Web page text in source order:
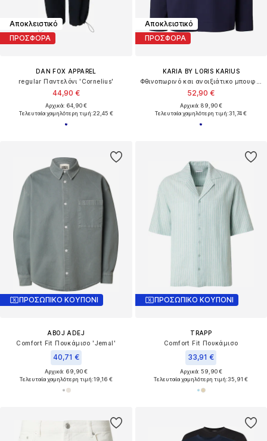
Αποκλειστικό
ΠΡΟΣΦΟΡΑ
DAN FOX APPAREL
regular Παντελόνι 'Cornelius'
44,90 €
Αρχικά: 64,90 €
Τελευταία χαμηλότερη τιμή:22,45 €
Αποκλειστικό
ΠΡΟΣΦΟΡΑ
KARIA BY LORIS KARIUS
52,90 €
Αρχικά: 89,90 €
Τελευταία χαμηλότερη τιμή:31,74 €
ΠΡΟΣΩΠΙΚΟ ΚΟΥΠΟΝΙ
ABOJ ADEJ
Comfort Fit Πουκάμισο 'Jemal'
40,71 €
Αρχικά: 69,90 €
Τελευταία χαμηλότερη τιμή:19,16 €
ΠΡΟΣΩΠΙΚΟ ΚΟΥΠΟΝΙ
TRAPP
Comfort Fit Πουκάμισο
33,91 €
Αρχικά: 59,90 €
Τελευταία χαμηλότερη τιμή:35,91 €